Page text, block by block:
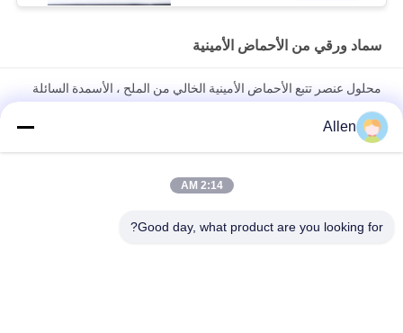
سماد ورقي من الأحماض الأمينية
محلول عنصر تتبع الأحماض الأمينية الخالي من الملح ، الأسمدة السائلة
العضوية ، ملحق Cu Fe Zn B Mo Mn
سماد سائل من الأحماض الأمينية الشفافة مع مخلب الكالسيوم
المغنيسيوم
Allen
2:14 AM
Good day, what product are you looking for?